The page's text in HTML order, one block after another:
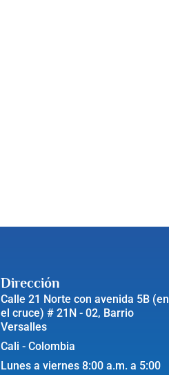
Dirección
Calle 21 Norte con avenida 5B (en
el cruce) # 21N - 02, Barrio
Versalles
Cali - Colombia
Lunes a viernes 8:00 a.m. a 5:00